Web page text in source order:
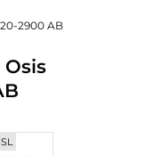
2900 AB